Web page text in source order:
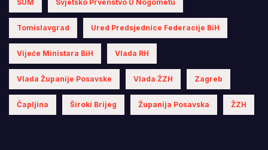
SUM Svjetsko Prvenstvo U Nogometu
Tomislavgrad Ured Predsjednice Federacije BiH
Vijeće Ministara BiH Vlada RH
Vlada Županije Posavske Vlada ŽZH Zagreb
Čapljina Široki Brijeg Županija Posavska ŽZH